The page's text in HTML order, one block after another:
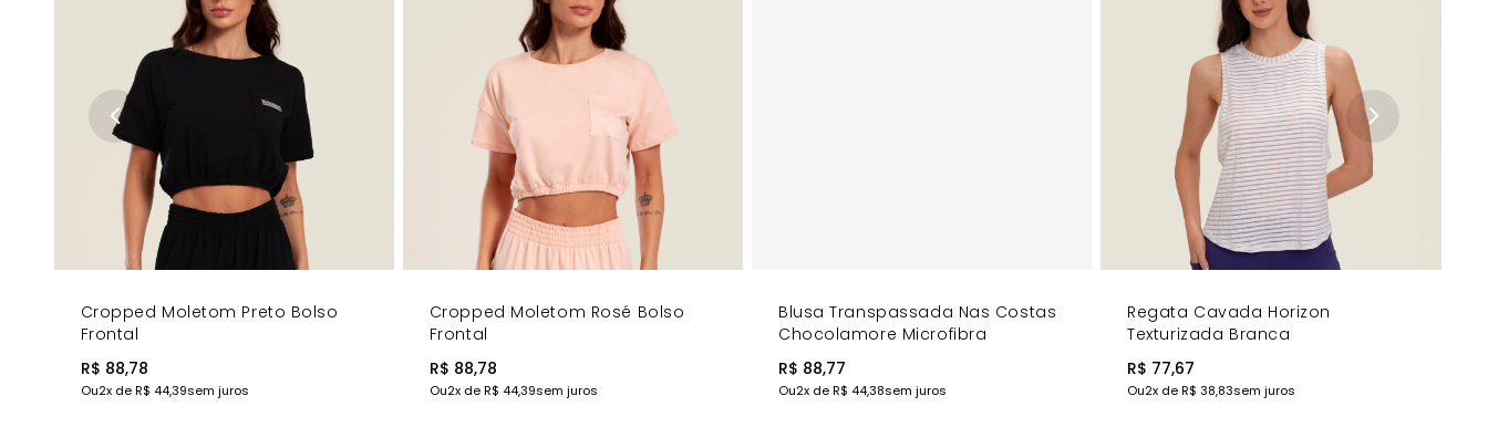
Design Exclusivo
Lilás - Tom Delicado e Elegante
Tag Emborrachada Personalizada - Detalhe exclusivo no bolso lateral que adiciona identidade à peça
Modelagem Solta - Caimento moderno que proporciona liberdade de movimento
COMPRE AGORA
- Complete o look com a Calça Cargo Lilás, e adicione um toque de conforto à sua rotina
Cropped Moletom Preto Bolso
Frontal
R$ 88,78
Ou2x deR$ 44,39sem juros
Cropped Moletom Rosé Bolso
Frontal
R$ 88,78
Ou2x deR$ 44,39sem juros
Blusa Transpassada Nas Costas
Chocolamore Microfibra
R$ 88,77
Ou2x deR$ 44,38sem juros
Regata Cavada Horizon
Texturizada Branca
R$ 77,67
Ou2x deR$ 38,83sem juros